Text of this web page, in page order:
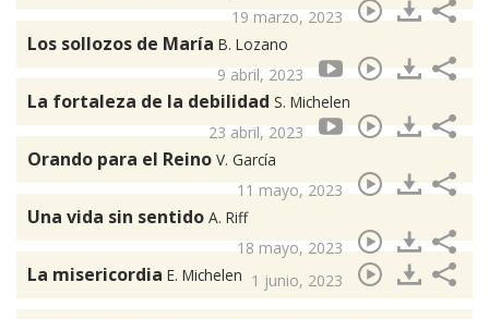
19 marzo, 2023
Los sollozos de María B. Lozano
9 abril, 2023
La fortaleza de la debilidad S. Michelen
23 abril, 2023
Orando para el Reino V. García
11 mayo, 2023
Una vida sin sentido A. Riff
18 mayo, 2023
La misericordia E. Michelen 1 junio, 2023